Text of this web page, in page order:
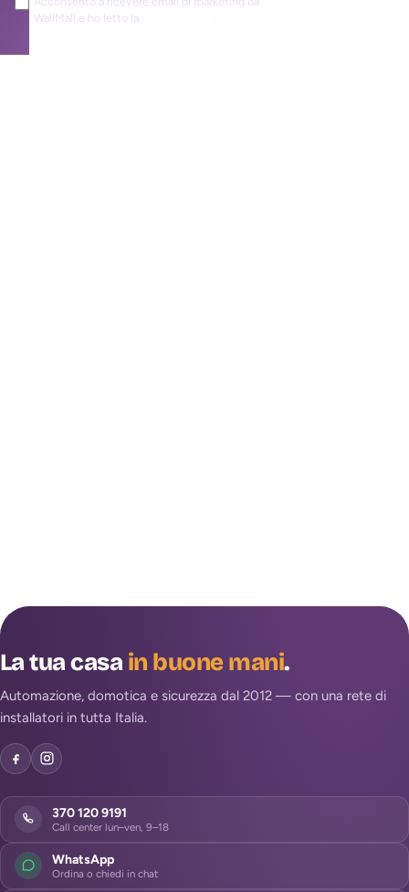
WallMall e ho letto la
.
La tua casain buone mani.
Automazione, domotica e sicurezza dal 2012 — con una rete di
installatori in tutta Italia.
370 120 9191
Call center lun–ven, 9–18
WhatsApp
Ordina o chiedi in chat